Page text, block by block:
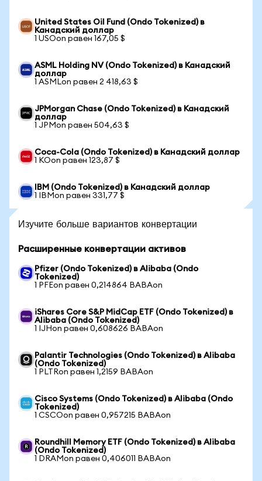
United States Oil Fund (Ondo Tokenized) в
Канадский доллар
1 USOon равен 167,05 $
ASML Holding NV (Ondo Tokenized) в Канадский
доллар
1 ASMLon равен 2 418,63 $
JPMorgan Chase (Ondo Tokenized) в Канадский
доллар
1 JPMon равен 504,63 $
Coca-Cola (Ondo Tokenized) в Канадский доллар
1 KOon равен 123,87 $
IBM (Ondo Tokenized) в Канадский доллар
1 IBMon равен 331,77 $
Изучите больше вариантов конвертации
Расширенные конвертации активов
Pfizer (Ondo Tokenized) в Alibaba (Ondo
Tokenized)
1 PFEon равен 0,214864 BABAon
iShares Core S&P MidCap ETF (Ondo Tokenized) в
Alibaba (Ondo Tokenized)
1 IJHon равен 0,608626 BABAon
Palantir Technologies (Ondo Tokenized) в Alibaba
(Ondo Tokenized)
1 PLTRon равен 1,2159 BABAon
Cisco Systems (Ondo Tokenized) в Alibaba (Ondo
Tokenized)
1 CSCOon равен 0,957215 BABAon
Roundhill Memory ETF (Ondo Tokenized) в Alibaba
(Ondo Tokenized)
1 DRAMon равен 0,406011 BABAon